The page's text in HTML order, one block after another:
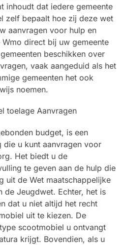
inhoudt dat iedere gemeente
zelf bepaalt hoe zij deze wet
aanvragen voor hulp en
direct bij uw gemeente
beschikken over
vaak aangeduid als het
gemeenten het ook
noemen.
budget, is een
die u kunt aanvragen voor
Het biedt u de
te geven aan de hulp die
uit de Wet maatschappelijke
de Jeugdwet. Echter, het is
dat u niet altijd het recht
uit te kiezen. De
scootmobiel u ontvangt
krijgt. Bovendien, als u